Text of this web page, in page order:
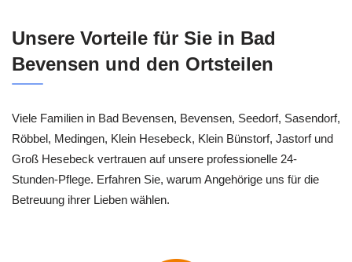
Unsere Vorteile für Sie in Bad
Bevensen und den Ortsteilen
Viele Familien in Bad Bevensen, Bevensen, Seedorf, Sasendorf,
Röbbel, Medingen, Klein Hesebeck, Klein Bünstorf, Jastorf und
Groß Hesebeck vertrauen auf unsere professionelle 24-
Stunden-Pflege. Erfahren Sie, warum Angehörige uns für die
Betreuung ihrer Lieben wählen.